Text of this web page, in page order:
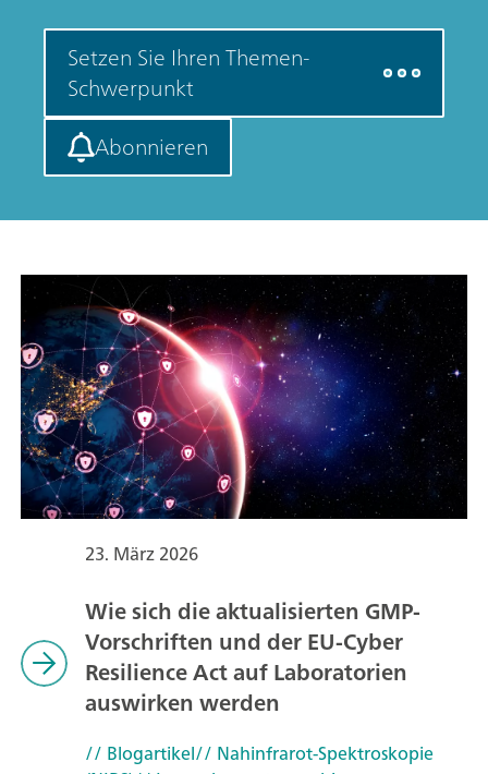
Setzen Sie Ihren Themen-
Schwerpunkt
Abonnieren
23. März 2026
Wie sich die aktualisierten GMP-
Vorschriften und der EU-Cyber
Resilience Act auf Laboratorien
auswirken werden
// Blogartikel// Nahinfrarot-Spektroskopie